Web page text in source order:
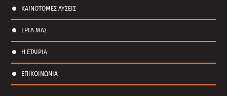
ΚΑΙΝΟΤΟΜΕΣ ΛΥΣΕΙΣ
ΕΡΓΑ ΜΑΣ
Η ΕΤΑΙΡΙΑ
ΕΠΙΚΟΙΝΩΝΙΑ